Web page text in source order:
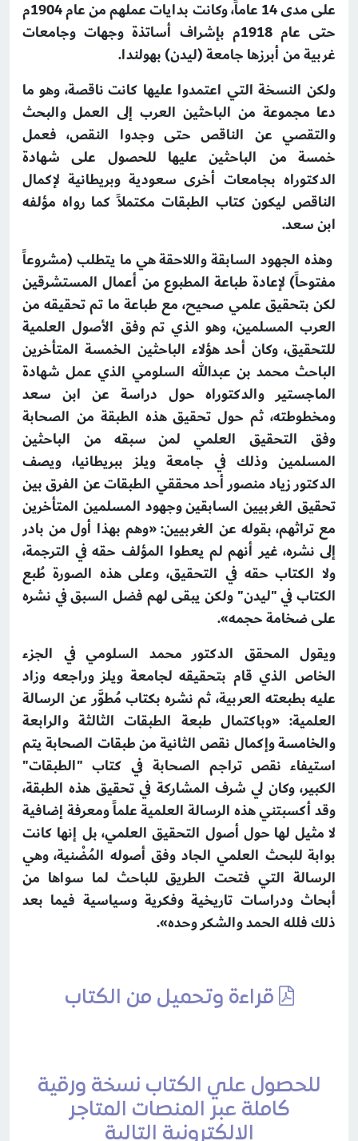
على مدى 14 عاماً، وكانت بدايات عملهم من عام 1904م
حتى عام 1918م بإشراف أساتذة وجهات وجامعات
غربية من أبرزها جامعة (ليدن) بهولندا.
ولكن النسخة التي اعتمدوا عليها كانت ناقصة، وهو ما
دعا مجموعة من الباحثين العرب إلى العمل والبحث
والتقصي عن الناقص حتى وجدوا النقص، فعمل
خمسة من الباحثين عليها للحصول على شهادة
الدكتوراه بجامعات أخرى سعودية وبريطانية لإكمال
الناقص ليكون كتاب الطبقات مكتملاً كما رواه مؤلفه
ابن سعد.
وهذه الجهود السابقة واللاحقة هي ما يتطلب (مشروعاً
مفتوحاً) لإعادة طباعة المطبوع من أعمال المستشرقين
لكن بتحقيق علمي صحيح، مع طباعة ما تم تحقيقه من
العرب المسلمين، وهو الذي تم وفق الأصول العلمية
للتحقيق، وكان أحد هؤلاء الباحثين الخمسة المتأخرين
الباحث محمد بن عبدالله السلومي الذي عمل شهادة
الماجستير والدكتوراه حول دراسة عن ابن سعد
ومخطوطته، ثم حول تحقيق هذه الطبقة من الصحابة
وفق التحقيق العلمي لمن سبقه من الباحثين
المسلمين وذلك في جامعة ويلز ببريطانيا، ويصف
الدكتور زياد منصور أحد محققي الطبقات عن الفرق بين
تحقيق الغربيين السابقين وجهود المسلمين المتأخرين
مع تراثهم، بقوله عن الغربيين: «وهم بهذا أول من بادر
إلى نشره، غير أنهم لم يعطوا المؤلف حقه في الترجمة،
ولا الكتاب حقه في التحقيق، وعلى هذه الصورة طُبع
الكتاب في "ليدن" ولكن يبقى لهم فضل السبق في نشره
على ضخامة حجمه».
ويقول المحقق الدكتور محمد السلومي في الجزء
الخاص الذي قام بتحقيقه لجامعة ويلز وراجعه وزاد
عليه بطبعته العربية، ثم نشره بكتاب مُطوَّر عن الرسالة
العلمية: «وباكتمال طبعة الطبقات الثالثة والرابعة
والخامسة وإكمال نقص الثانية من طبقات الصحابة يتم
استيفاء نقص تراجم الصحابة في كتاب "الطبقات"
الكبير، وكان لي شرف المشاركة في تحقيق هذه الطبقة،
وقد أكسبتني هذه الرسالة العلمية علماً ومعرفة إضافية
لا مثيل لها حول أصول التحقيق العلمي، بل إنها كانت
بوابة للبحث العلمي الجاد وفق أصوله المُضْنية، وهي
الرسالة التي فتحت الطريق للباحث لما سواها من
أبحاث ودراسات تاريخية وفكرية وسياسية فيما بعد
ذلك فلله الحمد والشكر وحده».
قراءة وتحميل من الكتاب
للحصول علي الكتاب نسخة ورقية
كاملة عبر المنصات المتاجر
الالكترونية التالية